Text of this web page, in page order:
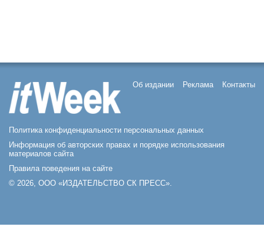
Об издании Реклама Контакты
Политика конфиденциальности персональных данных
Информация об авторских правах и порядке использования
материалов сайта
Правила поведения на сайте
© 2026, ООО «ИЗДАТЕЛЬСТВО СК ПРЕСС».